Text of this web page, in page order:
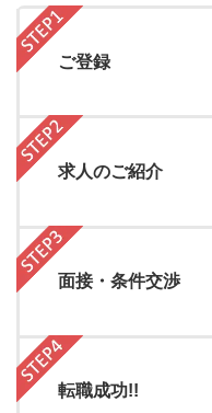
ご登録
求人のご紹介
面接・条件交渉
転職成功!!